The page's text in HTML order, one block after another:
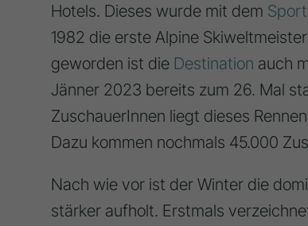
Hotels. Dieses wurde mit dem
1982 die erste Alpine
geworden ist die Destination auch
Jänner 2023 bereits zum 26. Mal
ZuschauerInnen liegt dieses
Dazu kommen nochmals 45.000
Nach wie vor ist der Winter die
stärker aufholt. Erstmals